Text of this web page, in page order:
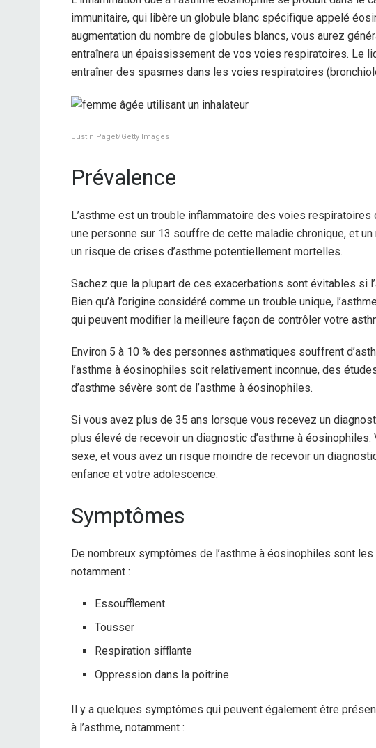
immunitaire, qui libère un globule blanc spécifique appelé
augmentation du nombre de globules blancs, vous aurez
entraînera un épaississement de vos voies respiratoires. Le
entraîner des spasmes dans les voies respiratoires
Justin Paget/Getty Images
Prévalence
L’asthme est un trouble inflammatoire des voies
une personne sur 13 souffre de cette maladie chronique, et
un risque de crises d’asthme potentiellement mortelles.
Sachez que la plupart de ces exacerbations sont évitables si
Bien qu’à l’origine considéré comme un trouble unique,
qui peuvent modifier la meilleure façon de contrôler votre
Environ 5 à 10 % des personnes asthmatiques souffrent
l’asthme à éosinophiles soit relativement inconnue, des
d’asthme sévère sont de l’asthme à éosinophiles.
Si vous avez plus de 35 ans lorsque vous recevez un
plus élevé de recevoir un diagnostic d’asthme à
sexe, et vous avez un risque moindre de recevoir un
enfance et votre adolescence.
Symptômes
De nombreux symptômes de l’asthme à éosinophiles sont
notamment :
Essoufflement
Tousser
Respiration sifflante
Oppression dans la poitrine
Il y a quelques symptômes qui peuvent également être
à l’asthme, notamment :